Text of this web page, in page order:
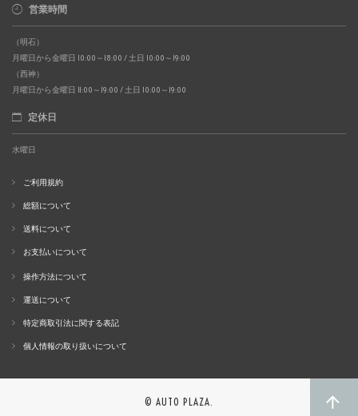
営業時間
（明石）
月曜日から金曜日 10:00～18:00 / 土日 10:00～19:00
（西神）
月曜日から金曜日 11:00～19:00 / 土日 10:00～19:00
定休日
水曜日
ご利用規約
総額について
送料について
お支払いについて
操作方法について
運送について
特定商取引法に関する表記
個人情報の取り扱いについて
© AUTO PLAZA.